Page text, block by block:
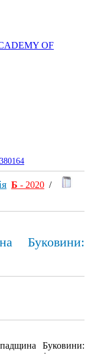
OF
Б - 2020 /
Буковини:
Буковини: